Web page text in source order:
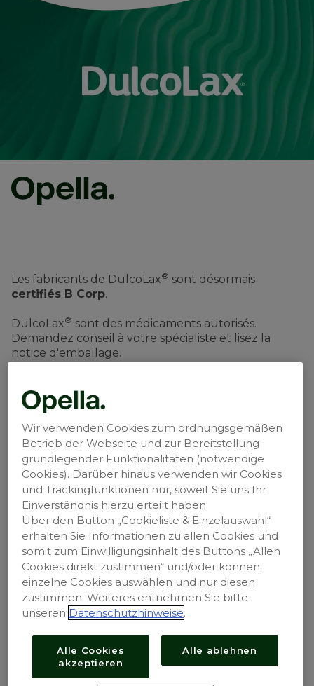
Les fabricants de DulcoLax® sont désormais
certifiés B Corp.
DulcoLax® sont des médicaments autorisés.
Demandez conseil à votre spécialiste et lisez la
notice d'emballage.
notice d'emballage.
MAT-CH-2401813-v1.0 - 03/2025
Opella Healthcare Switzerland AG
Suurstoffi 18b
6343 Risch
Plan du site
Wir verwenden Cookies zum ordnungsgemäßen
Betrieb der Webseite und zur Bereitstellung
grundlegender Funktionalitäten (notwendige
Cookies). Darüber hinaus verwenden wir Cookies
und Trackingfunktionen nur, soweit Sie uns Ihr
Einverständnis hierzu erteilt haben.
Über den Button „Cookieliste & Einzelauswahl“
erhalten Sie Informationen zu allen Cookies und
somit zum Einwilligungsinhalt des Buttons „Allen
Cookies direkt zustimmen“ und/oder können
einzelne Cookies auswählen und nur diesen
zustimmen. Weiteres entnehmen Sie bitte
unseren Datenschutzhinweise.
Alle Cookies
akzeptieren
Alle ablehnen